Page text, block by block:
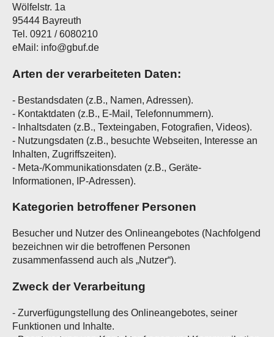
Wölfelstr. 1a
95444 Bayreuth
Tel. 0921 / 6080210
eMail: info@gbuf.de
Arten der verarbeiteten Daten:
- Bestandsdaten (z.B., Namen, Adressen).
- Kontaktdaten (z.B., E-Mail, Telefonnummern).
- Inhaltsdaten (z.B., Texteingaben, Fotografien, Videos).
- Nutzungsdaten (z.B., besuchte Webseiten, Interesse an
Inhalten, Zugriffszeiten).
- Meta-/Kommunikationsdaten (z.B., Geräte-
Informationen, IP-Adressen).
Kategorien betroffener Personen
Besucher und Nutzer des Onlineangebotes (Nachfolgend
bezeichnen wir die betroffenen Personen
zusammenfassend auch als „Nutzer“).
Zweck der Verarbeitung
- Zurverfügungstellung des Onlineangebotes, seiner
Funktionen und Inhalte.